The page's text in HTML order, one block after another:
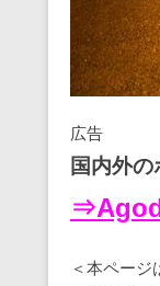
広告
国内外
＜本ページ